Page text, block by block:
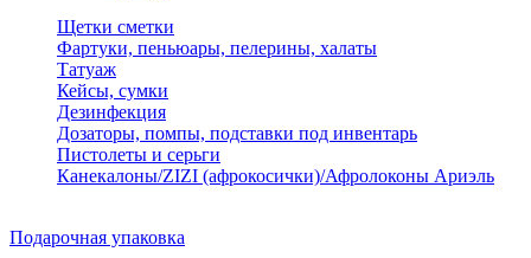
Щетки сметки
Фартуки, пеньюары, пелерины, халаты
Татуаж
Кейсы, сумки
Дезинфекция
Дозаторы, помпы, подставки под инвентарь
Пистолеты и серьги
Канекалоны/ZIZI (афрокосички)/Афролоконы Ариэль
Подарочная упаковка